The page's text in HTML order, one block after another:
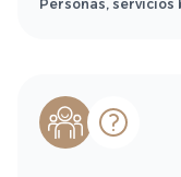
Personas, servicios